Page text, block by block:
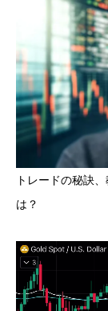
トレードの秘訣
は？